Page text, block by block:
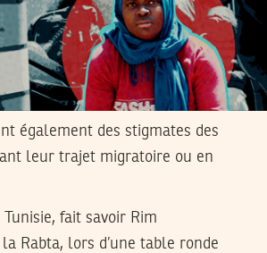
également des stigmates des
leur trajet migratoire ou en
fait savoir Rim
Rabta, lors d’une table ronde